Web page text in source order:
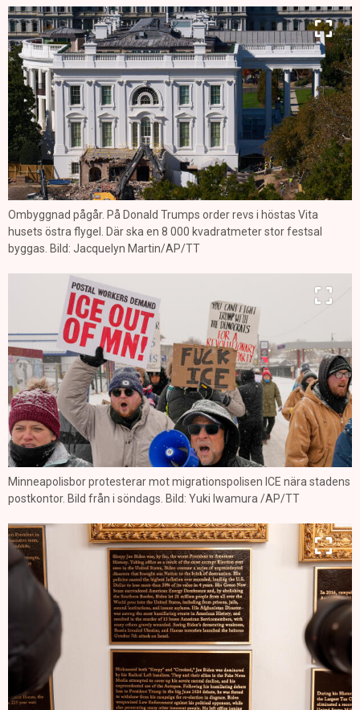
Ombyggnad pågår. På Donald Trumps order revs i höstas Vita
husets östra flygel. Där ska en 8 000 kvadratmeter stor festsal
byggas. Bild: Jacquelyn Martin/AP/TT
Minneapolisbor protesterar mot migrationspolisen ICE nära stadens
postkontor. Bild från i söndags. Bild: Yuki Iwamura /AP/TT